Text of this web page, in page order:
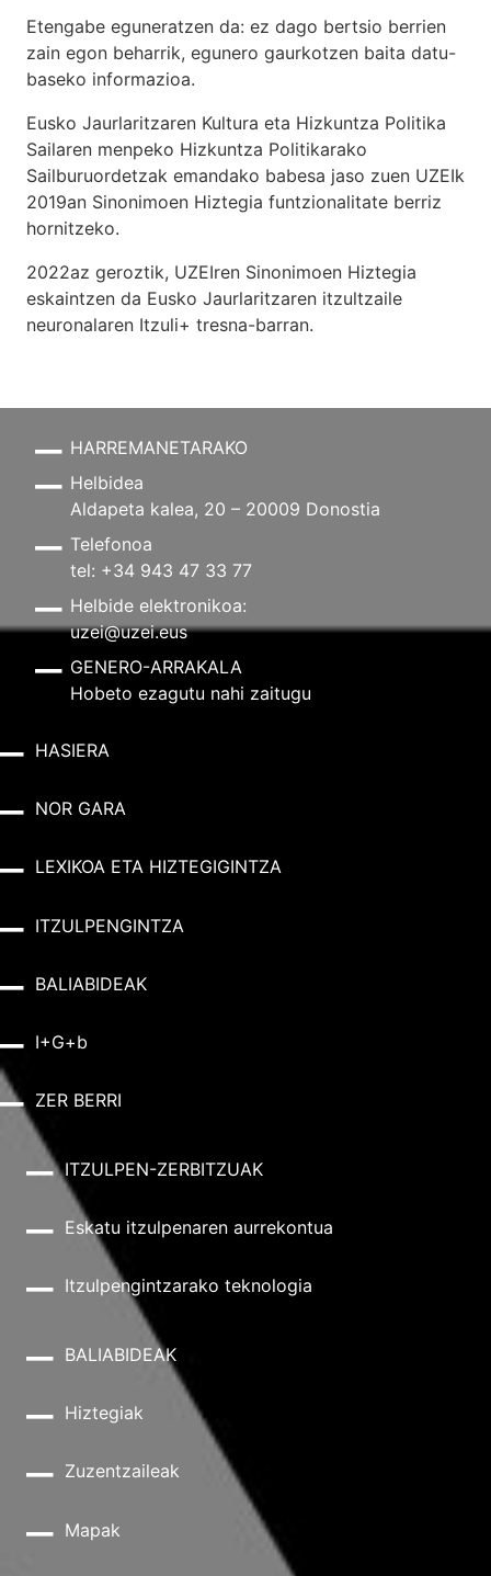
Etengabe eguneratzen da: ez dago bertsio berrien
zain egon beharrik, egunero gaurkotzen baita datu-
baseko informazioa.
Eusko Jaurlaritzaren Kultura eta Hizkuntza Politika
Sailaren menpeko Hizkuntza Politikarako
Sailburuordetzak emandako babesa jaso zuen UZEIk
2019an Sinonimoen Hiztegia funtzionalitate berriz
hornitzeko.
2022az geroztik, UZEIren Sinonimoen Hiztegia
eskaintzen da Eusko Jaurlaritzaren itzultzaile
neuronalaren Itzuli+ tresna-barran.
HARREMANETARAKO
Helbidea
Aldapeta kalea, 20 – 20009 Donostia
Telefonoa
tel: +34 943 47 33 77
Helbide elektronikoa:
uzei@uzei.eus
GENERO-ARRAKALA
Hobeto ezagutu nahi zaitugu
HASIERA
NOR GARA
LEXIKOA ETA HIZTEGIGINTZA
ITZULPENGINTZA
BALIABIDEAK
I+G+b
ZER BERRI
ITZULPEN-ZERBITZUAK
Eskatu itzulpenaren aurrekontua
Itzulpengintzarako teknologia
BALIABIDEAK
Hiztegiak
Zuzentzaileak
Mapak